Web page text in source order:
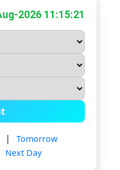
2026 11:15:21
|
Tomorrow
Next Day